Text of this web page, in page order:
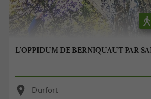
L'OPPIDUM DE BERNIQUAUT PAR
Durfort